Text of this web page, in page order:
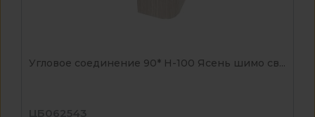
Угловое соединение 90* Н-100 Ясень шимо св...
ЦБ062543